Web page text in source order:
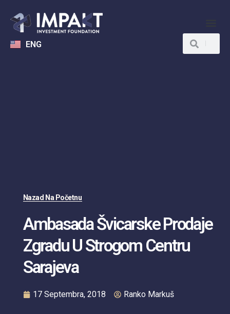
ENG
Nazad Na Početnu
Ambasada Švicarske Prodaje
Zgradu U Strogom Centru
Sarajeva
17 Septembra, 2018 Ranko Markuš